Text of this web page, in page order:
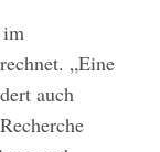
im
„Eine
auch